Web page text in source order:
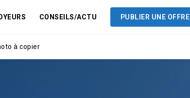
CONSEILS/ACTU PUBLIER UNE OFFRE
à copier